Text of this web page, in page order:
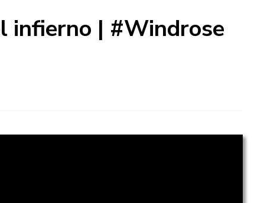
infierno | #Windrose